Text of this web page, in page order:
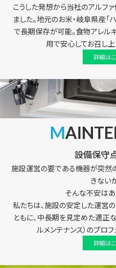
こうした発想から当社のアルフ
ました。地元のお米・岐阜県産「
で長期保存が可能。食物アレ
用で安心してお召し上
詳細は
設備保守
施設運営の要である機器が突然
きない
そんな不安はあ
私たちは、施設の安定した運営
ともに、中長期を見定めた適正
ルメンテナンス）のプロ
詳細は